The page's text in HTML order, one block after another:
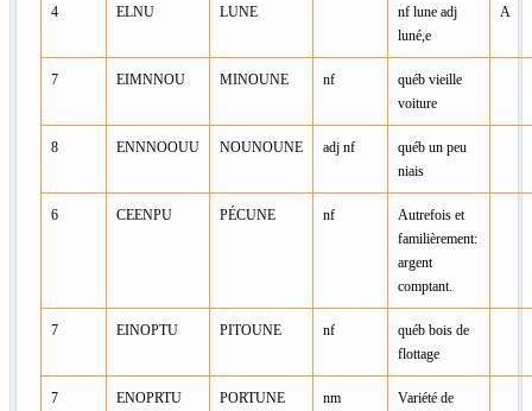
4 ELNU LUNE
nf lune adj
luné,e
A
7 EIMNNOU MINOUNE nf
québ vieille
voiture
8 ENNNOOUU NOUNOUNE adj nf
québ un peu
niais
6 CEENPU PÉCUNE nf
Autrefois et
familièrement:
argent
comptant.
7 EINOPTU PITOUNE nf
québ bois de
flottage
7 ENOPRTU PORTUNE nm Variété de